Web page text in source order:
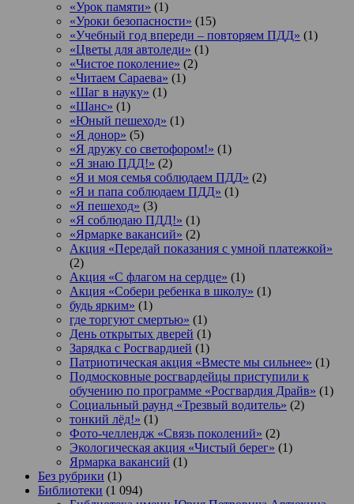
«Урок памяти» (1)
«Уроки безопасности» (15)
«Учебный год впереди – повторяем ПДД» (1)
«Цветы для автоледи» (1)
«Чистое поколение» (2)
«Читаем Сараева» (1)
«Шаг в науку» (1)
«Шанс» (1)
«Юный пешеход» (1)
«Я донор» (5)
«Я дружу со светофором!» (1)
«Я знаю ПДД!» (2)
«Я и моя семья соблюдаем ПДД» (2)
«Я и папа соблюдаем ПДД» (1)
«Я пешеход» (3)
«Я соблюдаю ПДД!» (1)
«Ярмарке вакансий» (2)
Акция «Передай показания с умной платежкой»
(2)
Акция «С флагом на сердце» (1)
Акция «Собери ребенка в школу» (1)
будь ярким» (1)
где торгуют смертью» (1)
День открытых дверей (1)
Зарядка с Росгвардией (1)
Патриотическая акция «Вместе мы сильнее» (1)
Подмосковные росгвардейцы приступили к
обучению по программе «Росгвардия Драйв» (1)
Социальный раунд «Трезвый водитель» (2)
тонкий лёд!» (1)
Фото-челлендж «Связь поколений» (2)
Экологическая акция «Чистый берег» (1)
Ярмарка вакансий (1)
Без рубрики (1)
Библиотеки (1 094)